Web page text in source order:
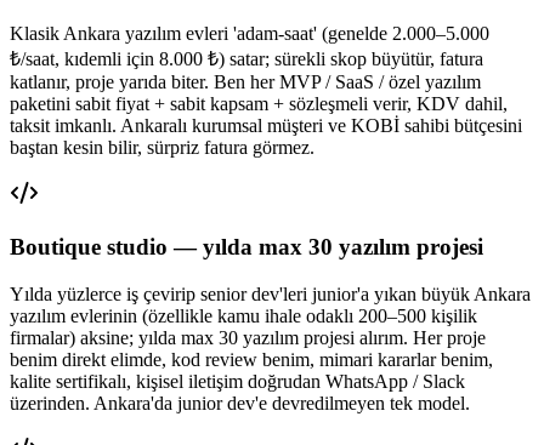
Klasik Ankara yazılım evleri 'adam-saat' (genelde 2.000–5.000
₺/saat, kıdemli için 8.000 ₺) satar; sürekli skop büyütür, fatura
katlanır, proje yarıda biter. Ben her MVP / SaaS / özel yazılım
paketini sabit fiyat + sabit kapsam + sözleşmeli verir, KDV dahil,
taksit imkanlı. Ankaralı kurumsal müşteri ve KOBİ sahibi bütçesini
baştan kesin bilir, sürpriz fatura görmez.
Boutique studio — yılda max 30 yazılım projesi
Yılda yüzlerce iş çevirip senior dev'leri junior'a yıkan büyük Ankara
yazılım evlerinin (özellikle kamu ihale odaklı 200–500 kişilik
firmalar) aksine; yılda max 30 yazılım projesi alırım. Her proje
benim direkt elimde, kod review benim, mimari kararlar benim,
kalite sertifikalı, kişisel iletişim doğrudan WhatsApp / Slack
üzerinden. Ankara'da junior dev'e devredilmeyen tek model.